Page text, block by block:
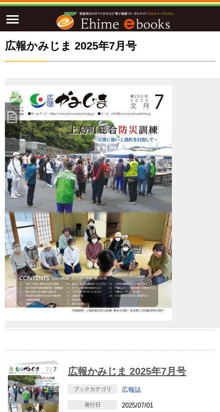
広報かみじま 2025年7月号
広報かみじま 2025年7月号
ブックカテゴリ 広報誌
発行日 2025/07/01